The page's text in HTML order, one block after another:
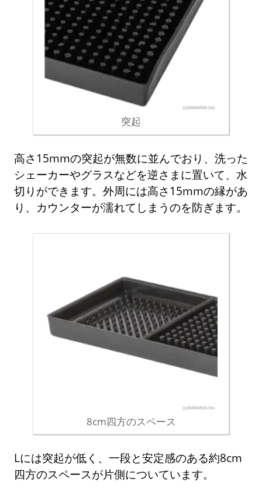
突起
高さ15mmの突起が無数に並んでおり、洗った
シェーカーやグラスなどを逆さまに置いて、水
切りができます。外周には高さ15mmの縁があ
り、カウンターが濡れてしまうのを防ぎます。
8cm四方のスペース
Lには突起が低く、一段と安定感のある約8cm
四方のスペースが片側についています。